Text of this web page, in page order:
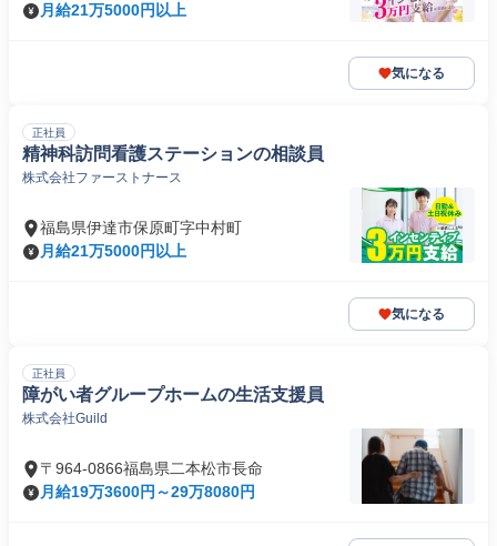
月給21万5000円以上
気になる
正社員
精神科訪問看護ステーションの相談員
株式会社ファーストナース
福島県伊達市保原町字中村町
月給21万5000円以上
気になる
正社員
障がい者グループホームの生活支援員
株式会社Guild
〒964-0866福島県二本松市長命
月給19万3600円～29万8080円